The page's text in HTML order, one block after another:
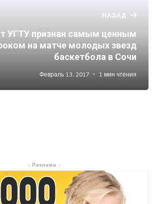
НАЗАД
УГТУ признан самым ценным
на матче молодых звезд
баскетбола в Сочи
Февраль 13, 2017 1 мин чтения
- Реклама -